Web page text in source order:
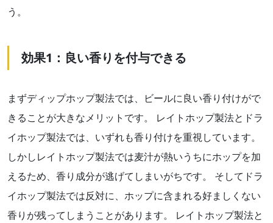
う。
効果1：良い香りを付与できる
まずディップホップ製法では、ビールに良い香り付けがで
きることが大きなメリットです。 レイトホップ製法とドラ
イホップ製法では、いずれも香り付けを重視しています。
しかしレイトホップ製法では麦汁が熱いうちにホップを加
えるため、香り成分が逃げてしまいがちです。 そしてドラ
イホップ製法では反対に、ホップに含まれる好ましくない
香りが残ってしまうことがあります。 レイトホップ製法と